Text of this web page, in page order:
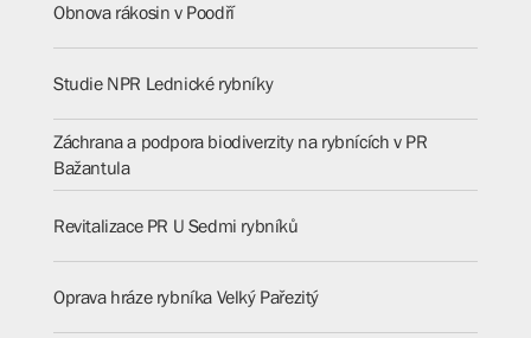
Obnova rákosin v Poodří
Studie NPR Lednické rybníky
Záchrana a podpora biodiverzity na rybnících v PR
Bažantula
Revitalizace PR U Sedmi rybníků
Oprava hráze rybníka Velký Pařezitý